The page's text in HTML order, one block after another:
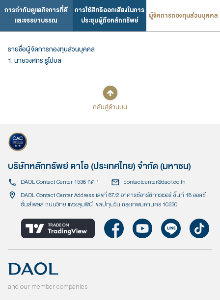
การกำกับดูแลกิจการที่ดี
และจรรยาบรรณ
การใช้สิทธิออกเสียงในการ
ประชุมผู้ถือหลักทรัพย์
ผู้จัดการกองทุนส่วนบุคคล
รายชื่อผู้จัดการกองทุนส่วนบุคคล
1. นายวงศกร รูโปบล
กลับสู่ด้านบน
บริษัทหลักทรัพย์ ดาโอ (ประเทศไทย) จำกัด (มหาชน)
DAOL Contact Center 1538 กด 1
contactcenter@daol.co.th
DAOL Contact Center Address เลขที่ 87/2 อาคารซีอาร์ซีทาวเวอร์ ชั้นที่ 18 ออลซี
ซั่นส์เพลส ถนนวิทยุ แขวงลุมพินี เขตปทุมวัน กรุงเทพมหานคร 10330
and our member companies